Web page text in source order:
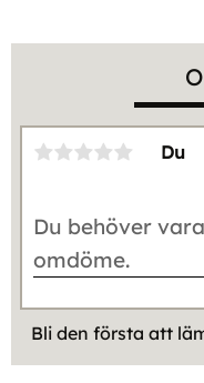
Du
Bli den första att